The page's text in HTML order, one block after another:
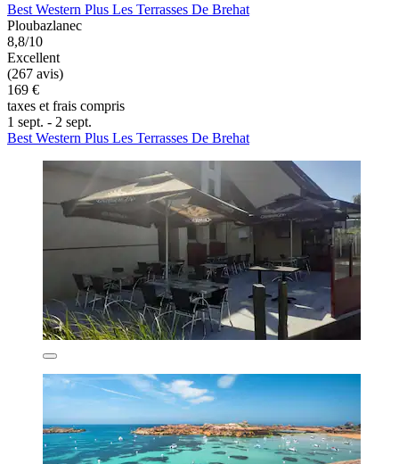
Best Western Plus Les Terrasses De Brehat
Ploubazlanec
8,8/10
Excellent
(267 avis)
169 €
taxes et frais compris
1 sept. - 2 sept.
Best Western Plus Les Terrasses De Brehat